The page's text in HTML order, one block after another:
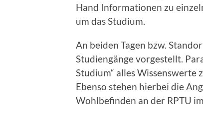
Hand Informationen zu
um das Studium.
An beiden Tagen bzw.
Studiengänge vorgestellt.
Studium“ alles
Ebenso stehen hierbei die
Wohlbefinden an der RPTU